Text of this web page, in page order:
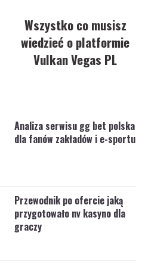
Wszystko co musisz
wiedzieć o platformie
Vulkan Vegas PL
Analiza serwisu gg bet polska
dla fanów zakładów i e-sportu
Przewodnik po ofercie jaką
przygotowało nv kasyno dla
graczy